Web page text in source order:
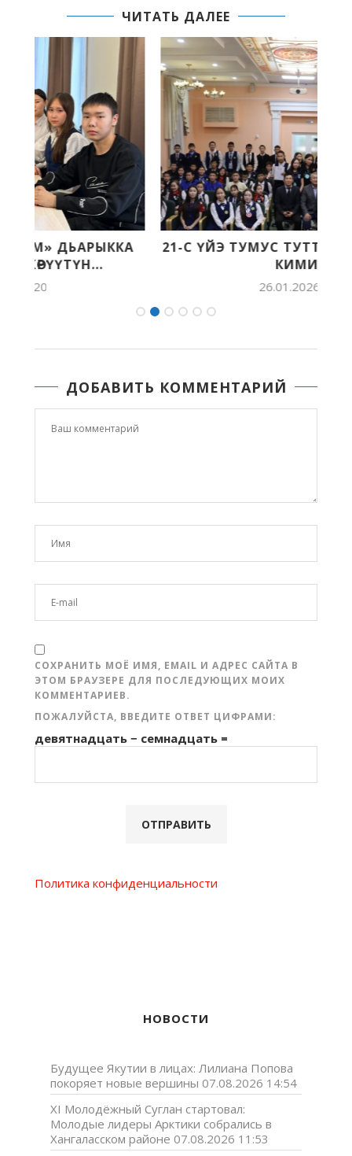
ЧИТАТЬ ДАЛЕЕ
21-С ҮЙЭ ТУМУС ТУТТАР КИҺИТЭ. КИНИ
ДОБАВИТЬ КОММЕНТАРИЙ
СОХРАНИТЬ МОЁ ИМЯ, EMAIL И АДРЕС САЙТА В
ЭТОМ БРАУЗЕРЕ ДЛЯ ПОСЛЕДУЮЩИХ МОИХ
КОММЕНТАРИЕВ.
ПОЖАЛУЙСТА, ВВЕДИТЕ ОТВЕТ ЦИФРАМИ:
девятнадцать − семнадцать =
Политика конфиденциальности
НОВОСТИ
Будущее Якутии в лицах: Лилиана Попова
покоряет новые вершины 07.08.2026 14:54
XI Молодёжный Суглан стартовал:
Молодые лидеры Арктики собрались в
Хангаласском районе 07.08.2026 11:53